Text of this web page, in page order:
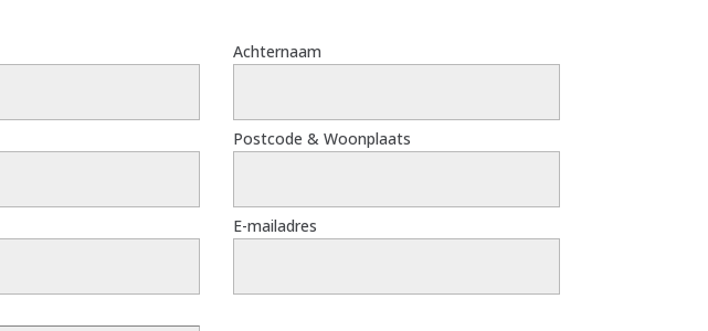
Achternaam
Postcode & Woonplaats
E-mailadres